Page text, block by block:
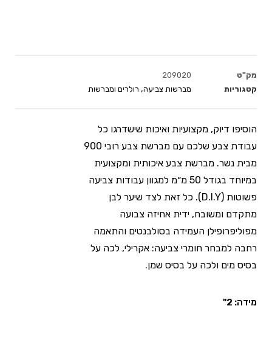
מק"ט
209020
קטגוריות
מברשות צביעה, רולרים ומברשות
הוסיפו דיוק, מקצועיות ואיכות שישדרגו כל
עבודת צבע שלכם עם מברשת צבע רובי 900
מבית נשר. מברשת צבע איכותית ומקצועית
במיוחד בגודל 50 מ״מ למגוון עבודות צביעה
פשוטות (D.I.Y). כל זאת לצד שיער לבן
מתקדם ומשובח, ידית אחיזה צבועה
מפוליפרופילן העמידה בסולבנטים והתאמה
רחבה למבחר חומרי צביעה: אקרילי, לכה על
בסיס מים ולכה על בסיס שמן.
מידה: 2"